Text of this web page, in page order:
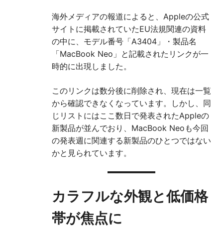
海外メディアの報道によると、Appleの公式
サイトに掲載されていたEU法規関連の資料
の中に、モデル番号「A3404」・製品名
「MacBook Neo」と記載されたリンクが一
時的に出現しました。
このリンクは数分後に削除され、現在は一覧
から確認できなくなっています。しかし、同
じリストにはここ数日で発表されたAppleの
新製品が並んでおり、MacBook Neoも今回
の発表週に関連する新製品のひとつではない
かと見られています。
カラフルな外観と低価格
帯が焦点に